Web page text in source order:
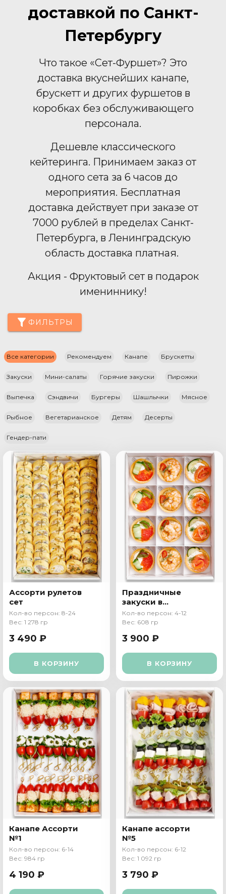
доставкой по Санкт-
Петербургу
Что такое «Сет-Фуршет»? Это
доставка вкуснейших канапе,
брускетт и других фуршетов в
коробках без обслуживающего
персонала.
Дешевле классического
кейтеринга. Принимаем заказ от
одного сета за 6 часов до
мероприятия. Бесплатная
доставка действует при заказе от
7000 рублей в пределах Санкт-
Петербурга, в Ленинградскую
область доставка платная.
Акция - Фруктовый сет в подарок
имениннику!
ФИЛЬТРЫ
Все категории Рекомендуем Канапе Брускетты
Закуски Мини-салаты Горячие закуски Пирожки
Выпечка Сэндвичи Бургеры Шашлычки Мясное
Рыбное Вегетарианское Детям Десерты
Гендер-пати
Ассорти рулетов
сет
Кол-во персон: 8-24
Вес: 1 278 гр
3 490 ₽
В КОРЗИНУ
Праздничные
закуски в
тарталетках
Кол-во персон: 4-12
Вес: 608 гр
3 900 ₽
В КОРЗИНУ
Канапе Ассорти
№1
Кол-во персон: 6-14
Вес: 984 гр
4 190 ₽
Канапе ассорти
№5
Кол-во персон: 6-12
Вес: 1 092 гр
3 790 ₽